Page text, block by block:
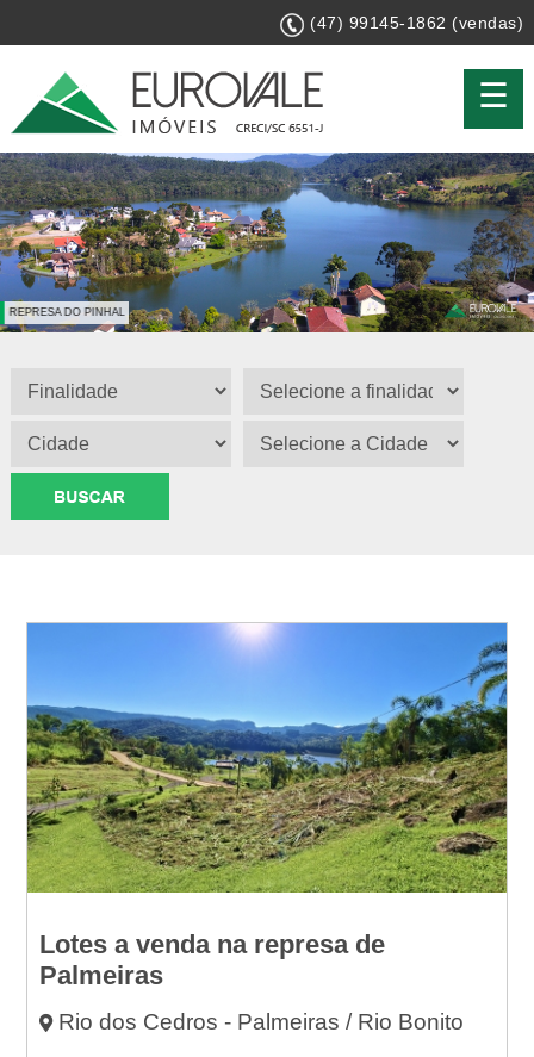
(47) 99145-1862 (vendas)
☰
REPRESA DO PINHAL
Lotes a venda na represa de
Palmeiras
Rio dos Cedros - Palmeiras / Rio Bonito